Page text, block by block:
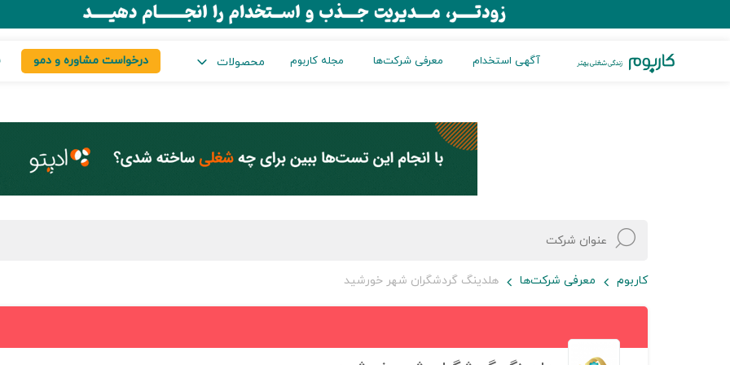
آگهی استخدام معرفی شرکت‌ها مجله کاربوم محصولات درخواست مشاوره و دمو
کاربوم معرفی شرکت‌ها هلدینگ گردشگران شهر خورشید